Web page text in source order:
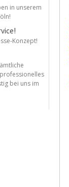
in unserem
Konzept!
bei uns im